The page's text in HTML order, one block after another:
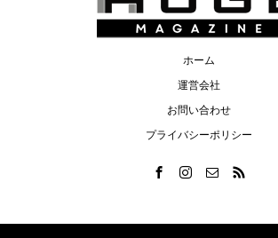
ホーム
運営会社
お問い合わせ
プライバシーポリシー